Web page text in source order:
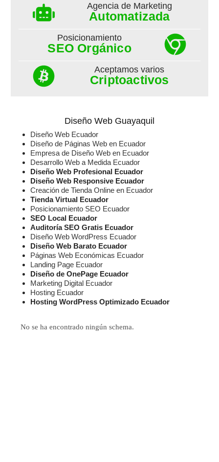
Agencia de Marketing
Automatizada
Posicionamiento
SEO Orgánico
Aceptamos varios
Criptoactivos
Diseño Web Guayaquil
Diseño Web Ecuador
Diseño de Páginas Web en Ecuador
Empresa de Diseño Web en Ecuador
Desarrollo Web a Medida Ecuador
Diseño Web Profesional Ecuador
Diseño Web Responsive Ecuador
Creación de Tienda Online en Ecuador
Tienda Virtual Ecuador
Posicionamiento SEO Ecuador
SEO Local Ecuador
Auditoría SEO Gratis Ecuador
Diseño Web WordPress Ecuador
Diseño Web Barato Ecuador
Páginas Web Económicas Ecuador
Landing Page Ecuador
Diseño de OnePage Ecuador
Marketing Digital Ecuador
Hosting Ecuador
Hosting WordPress Optimizado Ecuador
No se ha encontrado ningún schema.